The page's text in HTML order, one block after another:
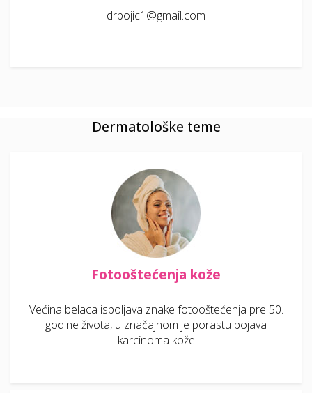
drbojic1@gmail.com
Dermatološke teme
Fotooštećenja kože
Većina belaca ispoljava znake fotooštećenja pre 50.
godine života, u značajnom je porastu pojava
karcinoma kože